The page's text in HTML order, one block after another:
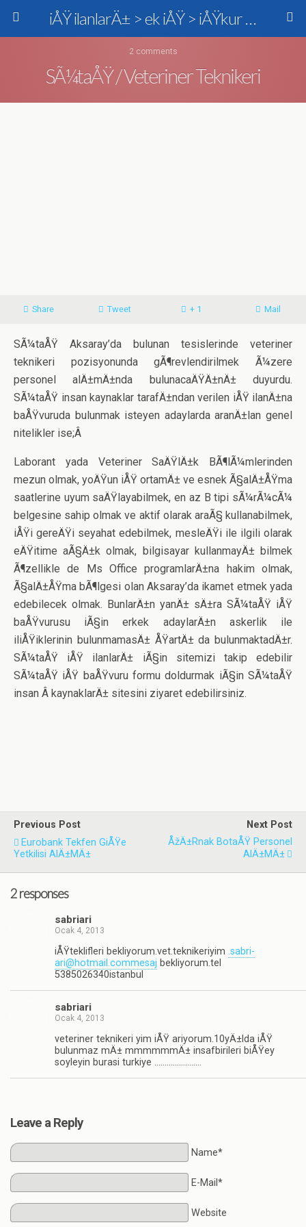
iÅŸ ilanlarÄ± > ek iÅŸ > iÅŸkur > personel alÄ±mÄ±
2 comments
SÃ¼taÅŸ / Veteriner Teknikeri
Share Tweet + 1 Mail
SÃ¼taÅŸ Aksaray’da bulunan tesislerinde veteriner
teknikeri pozisyonunda gÃ¶revlendirilmek Ã¼zere
personel alÄ±mÄ±nda bulunacaÄŸÄ±nÄ± duyurdu.
SÃ¼taÅŸ insan kaynaklar tarafÄ±ndan verilen iÅŸ ilanÄ±na
baÅŸvuruda bulunmak isteyen adaylarda aranÄ±lan genel
nitelikler ise;Â
Laborant yada Veteriner SaÄŸlÄ±k BÃ¶lÃ¼mlerinden
mezun olmak, yoÄŸun iÅŸ ortamÄ± ve esnek Ã§alÄ±ÅŸma
saatlerine uyum saÄŸlayabilmek, en az B tipi sÃ¼rÃ¼cÃ¼
belgesine sahip olmak ve aktif olarak araÃ§ kullanabilmek,
iÅŸi gereÄŸi seyahat edebilmek, mesleÄŸi ile ilgili olarak
eÄŸitime aÃ§Ä±k olmak, bilgisayar kullanmayÄ± bilmek
Ã¶zellikle de Ms Office programlarÄ±na hakim olmak,
Ã§alÄ±ÅŸma bÃ¶lgesi olan Aksaray’da ikamet etmek yada
edebilecek olmak. BunlarÄ±n yanÄ± sÄ±ra SÃ¼taÅŸ iÅŸ
baÅŸvurusu iÃ§in erkek adaylarÄ±n askerlik ile
iliÅŸiklerinin bulunmamasÄ± ÅŸartÄ± da bulunmaktadÄ±r.
SÃ¼taÅŸ iÅŸ ilanlarÄ± iÃ§in sitemizi takip edebilir
SÃ¼taÅŸ iÅŸ baÅŸvuru formu doldurmak iÃ§in SÃ¼taÅŸ
insan Â kaynaklarÄ± sitesini ziyaret edebilirsiniz.
Previous Post
Eurobank Tekfen GiÅŸe
Yetkilisi AlÄ±mÄ±
Next Post
ÅžÄ±rnak BotaÅŸ Personel
AlÄ±mÄ±
2 responses
sabriari
Ocak 4, 2013
iÅŸteklifleri bekliyorum.vet.teknikeriyim .sabri-
ari@hotmail.commesaj bekliyorum.tel
5385026340istanbul
sabriari
Ocak 4, 2013
veteriner teknikeri yim iÅŸ ariyorum.10yÄ±lda iÅŸ
bulunmaz mÄ± mmmmmmÄ± insafbirileri biÅŸey
soyleyin burasi turkiye …………………..
Leave a Reply
Name*
E-Mail*
Website